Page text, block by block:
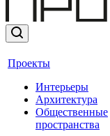
Проекты
Интерьеры
Архитектура
Общественные
пространства